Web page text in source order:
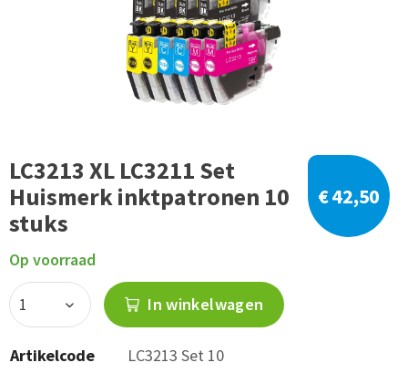
LC3213 XL LC3211 Set
Huismerk inktpatronen 10
stuks
€ 42,50
Op voorraad
In winkelwagen
Artikelcode
LC3213 Set 10